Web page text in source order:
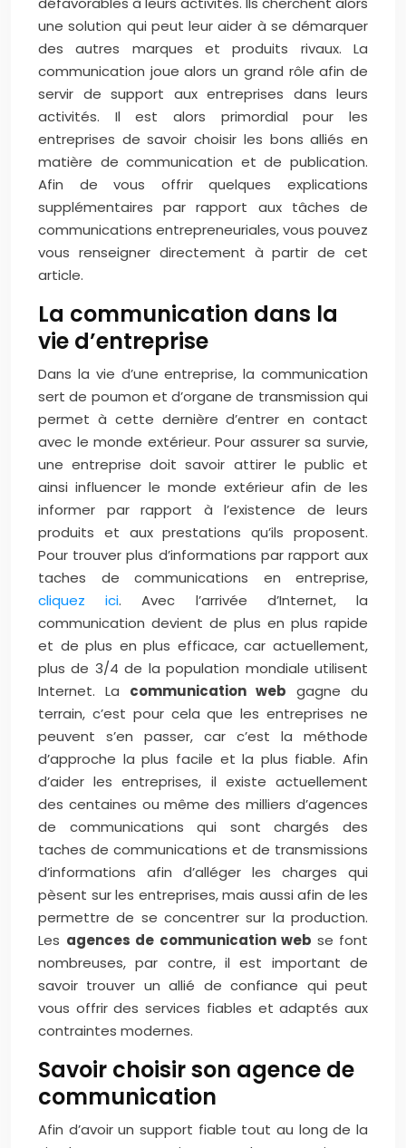
une solution qui peut leur aider à se démarquer
des autres marques et produits rivaux. La
communication joue alors un grand rôle afin de
servir de support aux entreprises dans leurs
activités. Il est alors primordial pour les
entreprises de savoir choisir les bons alliés en
matière de communication et de publication.
Afin de vous offrir quelques explications
supplémentaires par rapport aux tâches de
communications entrepreneuriales, vous pouvez
vous renseigner directement à partir de cet
article.
La communication dans la
vie d’entreprise
Dans la vie d’une entreprise, la communication
sert de poumon et d’organe de transmission qui
permet à cette dernière d’entrer en contact
avec le monde extérieur. Pour assurer sa survie,
une entreprise doit savoir attirer le public et
ainsi influencer le monde extérieur afin de les
informer par rapport à l’existence de leurs
produits et aux prestations qu’ils proposent.
Pour trouver plus d’informations par rapport aux
taches de communications en entreprise,
cliquez ici. Avec l’arrivée d’Internet, la
communication devient de plus en plus rapide
et de plus en plus efficace, car actuellement,
plus de 3/4 de la population mondiale utilisent
Internet. La communication web gagne du
terrain, c’est pour cela que les entreprises ne
peuvent s’en passer, car c’est la méthode
d’approche la plus facile et la plus fiable. Afin
d’aider les entreprises, il existe actuellement
des centaines ou même des milliers d’agences
de communications qui sont chargés des
taches de communications et de transmissions
d’informations afin d’alléger les charges qui
pèsent sur les entreprises, mais aussi afin de les
permettre de se concentrer sur la production.
Les agences de communication web se font
nombreuses, par contre, il est important de
savoir trouver un allié de confiance qui peut
vous offrir des services fiables et adaptés aux
contraintes modernes.
Savoir choisir son agence de
communication
Afin d’avoir un support fiable tout au long de la